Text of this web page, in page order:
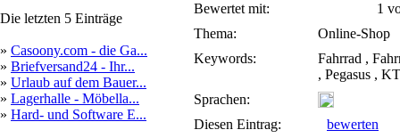
Die letzten 5 Einträge
» Casoony.com - die Ga...
» Briefversand24 - Ihr...
» Urlaub auf dem Bauer...
» Lagerhalle - Möbella...
» Hard- und Software E...
Bewertet mit:
1
Thema:
Online-Shop
Keywords:
Fahrrad ,
, Pegasus ,
Sprachen:
Diesen Eintrag:
bewerten